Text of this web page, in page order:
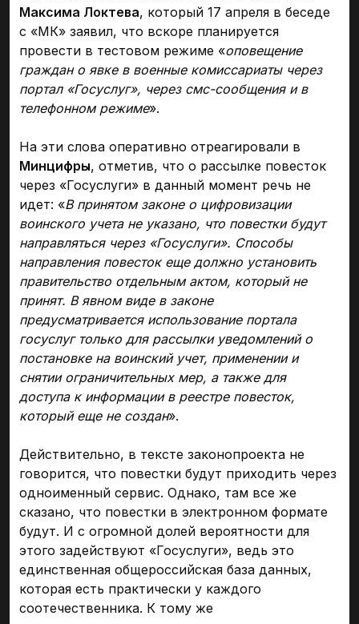
Максима Локтева, который 17 апреля в беседе
с «МК» заявил, что вскоре планируется
провести в тестовом режиме «оповещение
граждан о явке в военные комиссариаты через
портал «Госуслуг», через смс-сообщения и в
телефонном режиме».
На эти слова оперативно отреагировали в
Минцифры, отметив, что о рассылке повесток
через «Госуслуги» в данный момент речь не
идет: «В принятом законе о цифровизации
воинского учета не указано, что повестки будут
направляться через «Госуслуги». Способы
направления повесток еще должно установить
правительство отдельным актом, который не
принят. В явном виде в законе
предусматривается использование портала
госуслуг только для рассылки уведомлений о
постановке на воинский учет, применении и
снятии ограничительных мер, а также для
доступа к информации в реестре повесток,
который еще не создан».
Действительно, в тексте законопроекта не
говорится, что повестки будут приходить через
одноименный сервис. Однако, там все же
сказано, что повестки в электронном формате
будут. И с огромной долей вероятности для
этого задействуют «Госуслуги», ведь это
единственная общероссийская база данных,
которая есть практически у каждого
соотечественника. К тому же